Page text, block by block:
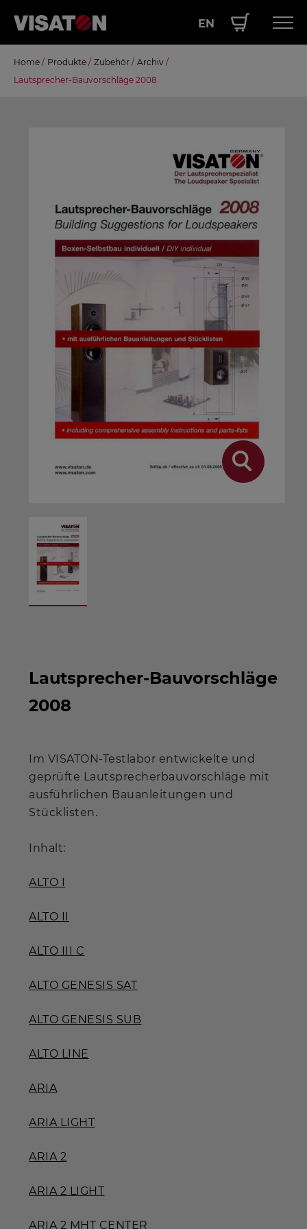
Hauptnavigation
PRODUKTE
EN
Home / Produkte / Zubehör / Archiv /
Lautsprecher-Bauvorschläge 2008
Lautsprecher-Bauvorschläge
2008
Im VISATON-Testlabor entwickelte und
geprüfte Lautsprecherbauvorschläge mit
ausführlichen Bauanleitungen und
Stücklisten.
Inhalt:
ALTO I
ALTO II
ALTO III C
ALTO GENESIS SAT
ALTO GENESIS SUB
ALTO LINE
ARIA
ARIA LIGHT
ARIA 2
ARIA 2 LIGHT
ARIA 2 MHT CENTER